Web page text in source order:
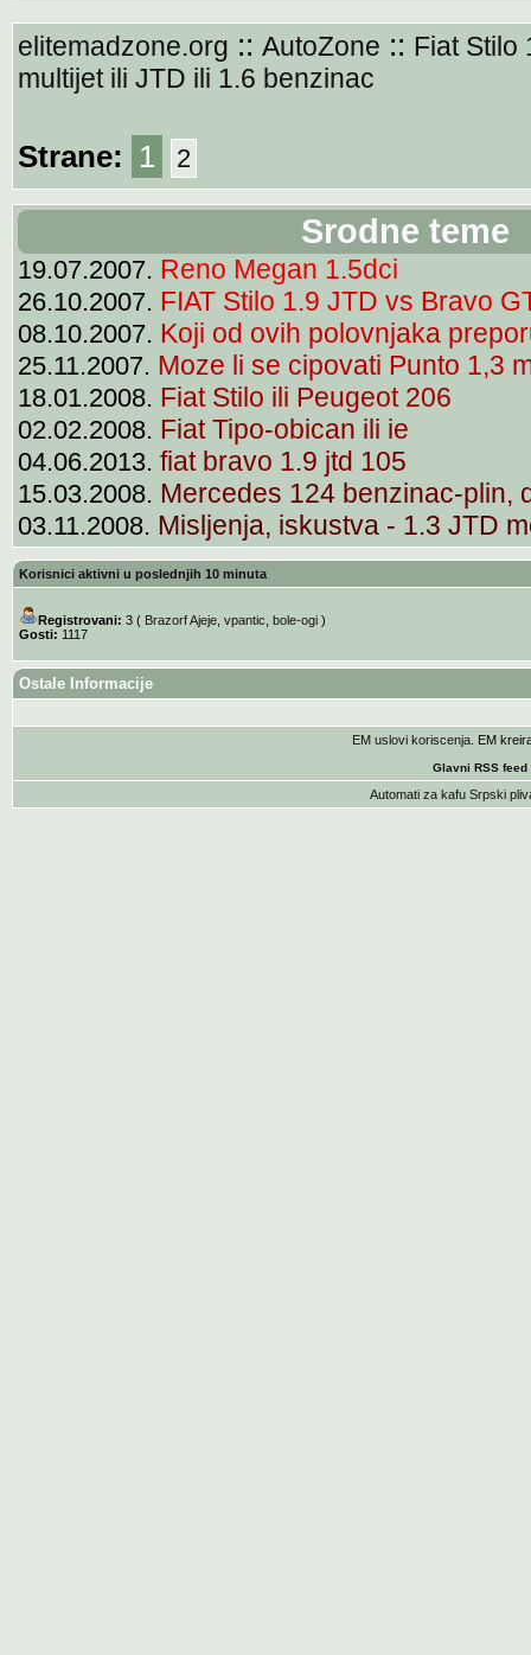
elitemadzone.org :: AutoZone :: Fiat Stilo
multijet ili JTD ili 1.6 benzinac
Strane: 1 2
Srodne teme
19.07.2007. Reno Megan 1.5dci
26.10.2007. FIAT Stilo 1.9 JTD vs Bravo
08.10.2007. Koji od ovih polovnjaka
25.11.2007. Moze li se cipovati Punto 1,3
18.01.2008. Fiat Stilo ili Peugeot 206
02.02.2008. Fiat Tipo-obican ili ie
04.06.2013. fiat bravo 1.9 jtd 105
15.03.2008. Mercedes 124 benzinac-plin,
03.11.2008. Misljenja, iskustva - 1.3 JTD
Korisnici aktivni u poslednjih 10 minuta
Registrovani: 3 ( Brazorf Ajeje, vpantic bole-ogi)
Gosti: 1117
Ostale Informacije
EM uslovi koriscenja . EM
Glavni RSS feed
Automati za kafu Srpski